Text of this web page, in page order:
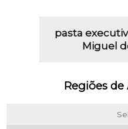
pasta
Miguel
Regiões